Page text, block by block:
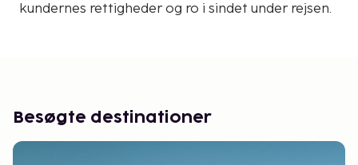
kundernes rettigheder og ro i sindet under rejsen.
Besøgte destinationer